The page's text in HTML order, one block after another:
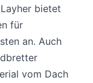
bietet
für
an. Auch
vom Dach